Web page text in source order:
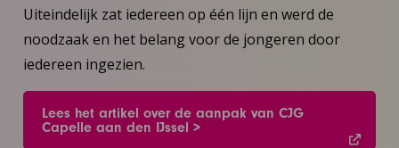
Uiteindelijk zat iedereen op één lijn en werd de
noodzaak en het belang voor de jongeren door
iedereen ingezien.
Lees het artikel over de aanpak van CJG
Capelle aan den IJssel >